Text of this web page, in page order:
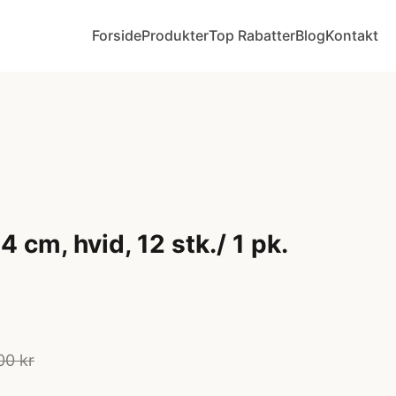
ForsideProdukterTop RabatterBlogKontakt
cm, hvid, 12 stk./ 1 pk.
kr